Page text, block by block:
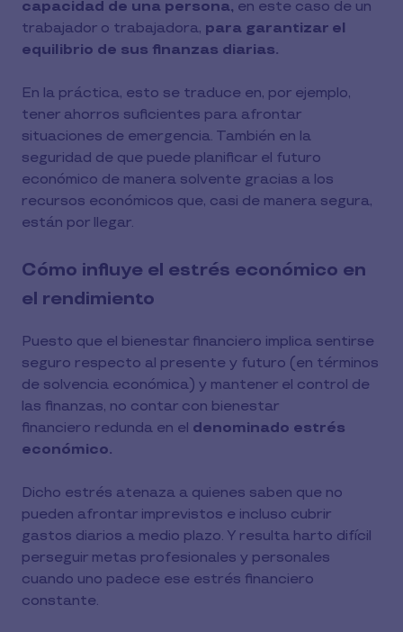
capacidad de una persona, en este caso de un
trabajador o trabajadora, para garantizar el
equilibrio de sus finanzas diarias.
En la práctica, esto se traduce en, por ejemplo,
tener ahorros suficientes para afrontar
situaciones de emergencia. También en la
seguridad de que puede planificar el futuro
económico de manera solvente gracias a los
recursos económicos que, casi de manera segura,
están por llegar.
Cómo influye el estrés económico en
el rendimiento
Puesto que el bienestar financiero implica sentirse
seguro respecto al presente y futuro (en términos
de solvencia económica) y mantener el control de
las finanzas, no contar con bienestar
financiero redunda en el denominado estrés
económico.
Dicho estrés atenaza a quienes saben que no
pueden afrontar imprevistos e incluso cubrir
gastos diarios a medio plazo. Y resulta harto difícil
perseguir metas profesionales y personales
cuando uno padece ese estrés financiero
constante.